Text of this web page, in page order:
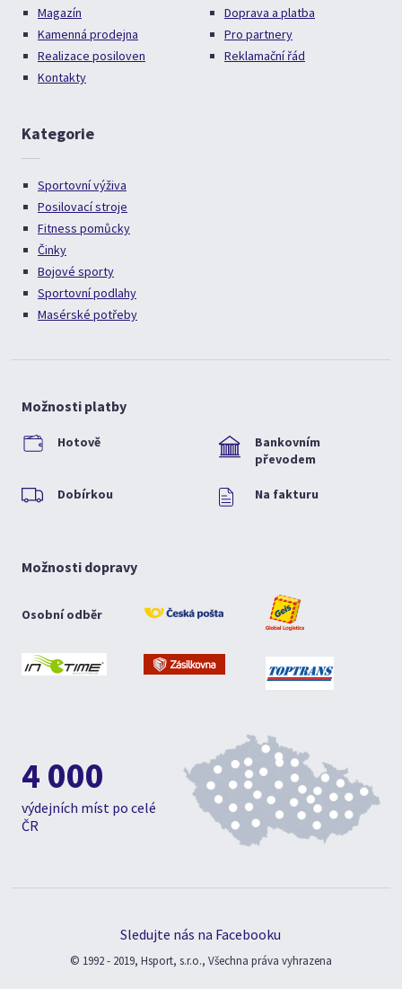
Magazín
Kamenná prodejna
Realizace posiloven
Kontakty
Doprava a platba
Pro partnery
Reklamační řád
Kategorie
Sportovní výživa
Posilovací stroje
Fitness pomůcky
Činky
Bojové sporty
Sportovní podlahy
Masérské potřeby
Možnosti platby
Hotově
Bankovním
převodem
Dobírkou Na fakturu
Možnosti dopravy
Osobní odběr
4 000
výdejních míst po celé
ČR
Sledujte nás na Facebooku
© 1992 - 2019, Hsport, s.r.o., Všechna práva vyhrazena